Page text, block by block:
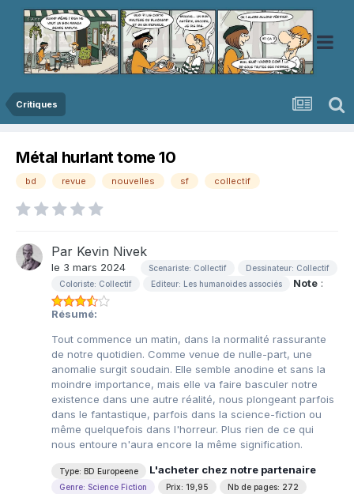
Critiques
Métal hurlant tome 10
bd revue nouvelles sf collectif
Par Kevin Nivek
le 3 mars 2024 Scenariste: Collectif
Dessinateur: Collectif
Coloriste: Collectif
Editeur: Les humanoides associés Note :
Résumé:
Tout commence un matin, dans la normalité rassurante
de notre quotidien. Comme venue de nulle-part, une
anomalie surgit soudain. Elle semble anodine et sans la
moindre importance, mais elle va faire basculer notre
existence dans une autre réalité, nous plongeant parfois
dans le fantastique, parfois dans la science-fiction ou
même quelquefois dans l'horreur. Plus rien de ce qui
nous entoure n'aura encore la même signification.
Type: BD Europeene L'acheter chez notre partenaire
Genre: Science Fiction Prix: 19,95 Nb de pages: 272